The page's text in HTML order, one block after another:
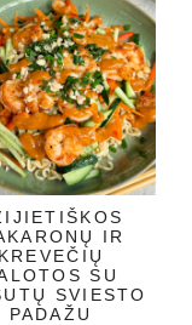
IR
KREVEČIŲ
SU
SVIESTO
PADAŽU